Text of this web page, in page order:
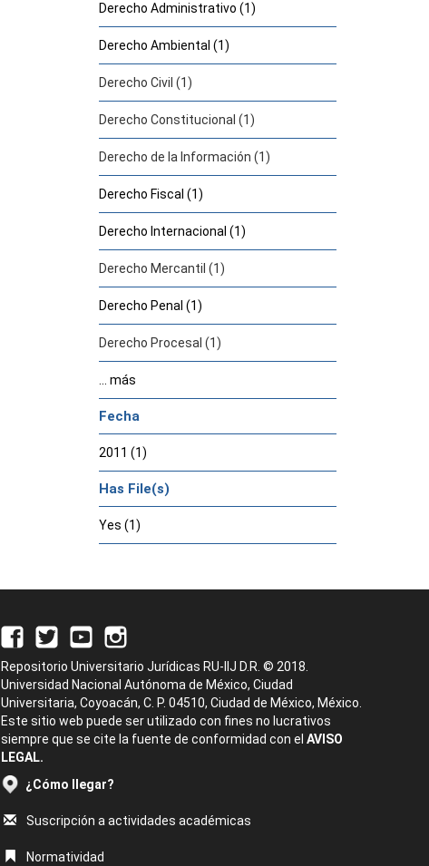
Derecho Administrativo (1)
Derecho Ambiental (1)
Derecho Civil (1)
Derecho Constitucional (1)
Derecho de la Información (1)
Derecho Fiscal (1)
Derecho Internacional (1)
Derecho Mercantil (1)
Derecho Penal (1)
Derecho Procesal (1)
... más
Fecha
2011 (1)
Has File(s)
Yes (1)
Repositorio Universitario Jurídicas RU-IIJ D.R. © 2018.
Universidad Nacional Autónoma de México, Ciudad
Universitaria, Coyoacán, C. P. 04510, Ciudad de México, México.
Este sitio web puede ser utilizado con fines no lucrativos
siempre que se cite la fuente de conformidad con el AVISO
LEGAL.
¿Cómo llegar?
Suscripción a actividades académicas
Normatividad